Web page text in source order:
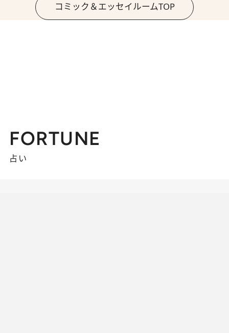
コミック＆エッセイルームTOP
FORTUNE
占い